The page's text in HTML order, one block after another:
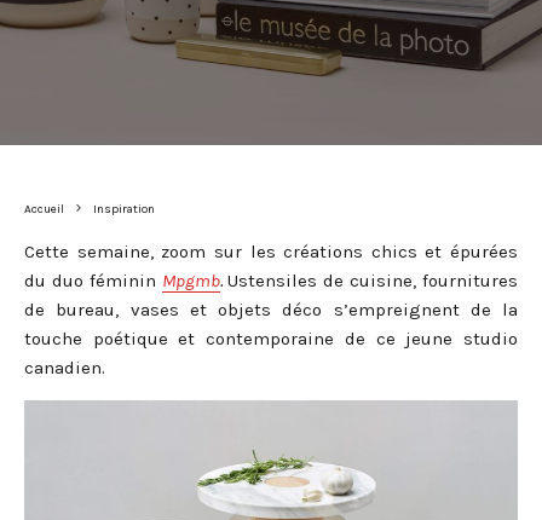
Accueil Inspiration
Cette semaine, zoom sur les créations chics et épurées
du duo féminin Mpgmb. Ustensiles de cuisine, fournitures
de bureau, vases et objets déco s’empreignent de la
touche poétique et contemporaine de ce jeune studio
canadien.